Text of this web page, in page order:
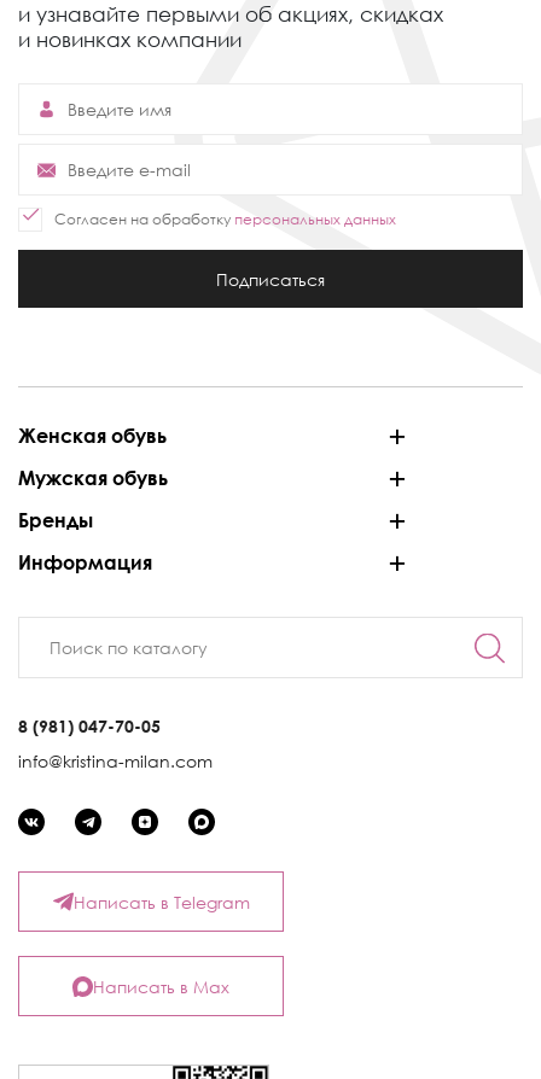
и узнавайте первыми об акциях, скидках
и новинках компании
Согласен на обработку персональных данных
Подписаться
Женская обувь
Мужская обувь
Бренды
Информация
8 (981) 047-70-05
info@kristina-milan.com
Написать в Telegram
Написать в Max